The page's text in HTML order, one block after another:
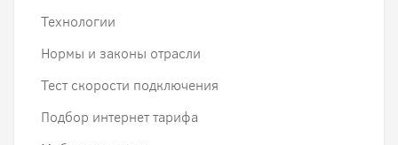
Технологии
Нормы и законы отрасли
Тест скорости подключения
Подбор интернет тарифа